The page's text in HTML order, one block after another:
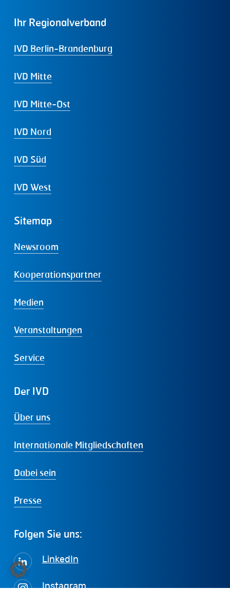
Ihr Regionalverband
IVD Berlin-Brandenburg
IVD Mitte
IVD Mitte-Ost
IVD Nord
IVD Süd
IVD West
Sitemap
Newsroom
Kooperationspartner
Medien
Veranstaltungen
Service
Der IVD
Über uns
Internationale Mitgliedschaften
Dabei sein
Presse
Folgen Sie uns:
LinkedIn
Instagram